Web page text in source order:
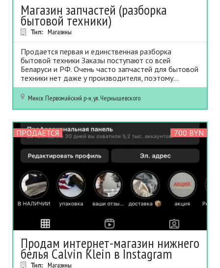
Магазин запчастей (разборка
бытовой техники)
Тип: Магазины
Продается первая и единственная разборка
бытовой техники Заказы поступают со всей
Беларуси и РФ. Очень часто запчастей для бытовой
техники нет даже у производителя, поэтому...
Минск Первомайский р-н, ул. Чернышевского
ПРОДАЕТСЯ 700 BYN
Продам интернет-магазин нижнего
белья Calvin Klein в Instagram
Тип: Магазины